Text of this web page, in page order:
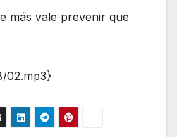
más vale prevenir que
02.mp3}